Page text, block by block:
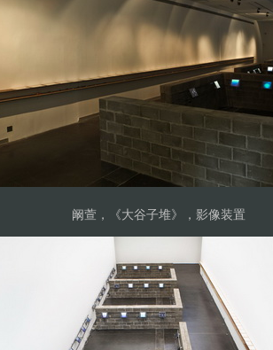
阚萱，《大谷子堆》，影像装置